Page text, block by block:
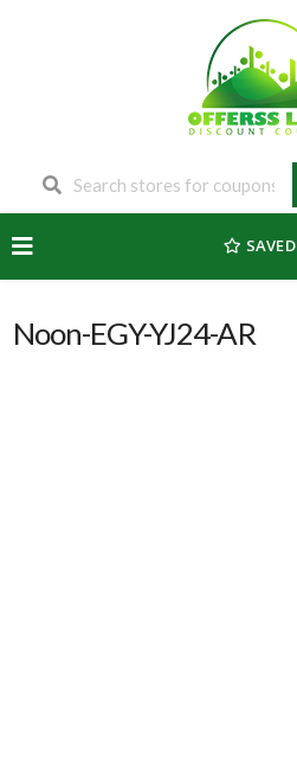
to
content
SAVED
Noon-EGY-YJ24-AR